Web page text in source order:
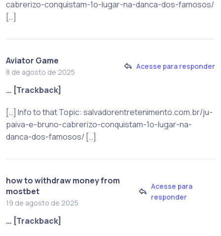
cabrerizo-conquistam-1o-lugar-na-danca-dos-famosos/
[…]
Aviator Game
8 de agosto de 2025
Acesse para responder
… [Trackback]
[…] Info to that Topic: salvadorentretenimento.com.br/ju-
paiva-e-bruno-cabrerizo-conquistam-1o-lugar-na-
danca-dos-famosos/ […]
how to withdraw money from
mostbet
19 de agosto de 2025
Acesse para
responder
… [Trackback]